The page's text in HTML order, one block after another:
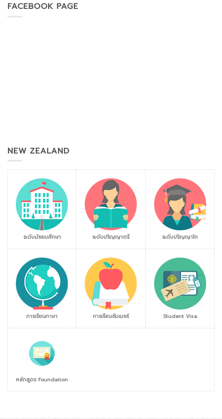
FACEBOOK PAGE
NEW ZEALAND
ระดับมัธยมศึกษา ระดับปริญญาตรี ระดับปริญญาโท
การเรียนภาษา การเรียนซัมเมอร์ Student Visa
หลักสูตร Foundation